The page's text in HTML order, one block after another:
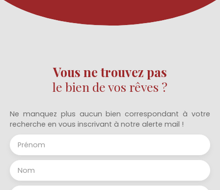
Vous ne trouvez pas
le bien de vos rêves ?
Ne manquez plus aucun bien correspondant à votre
recherche en vous inscrivant à notre alerte mail !
Prénom
Nom